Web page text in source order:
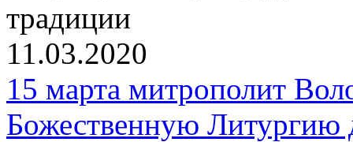
традиции
11.03.2020
15 марта митрополит
Божественную Литургию